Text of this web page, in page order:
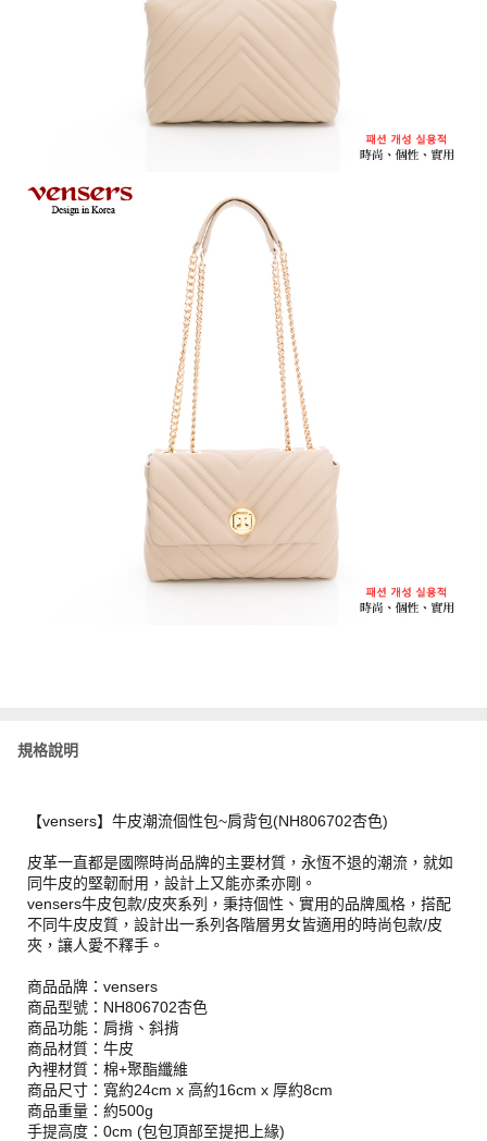
規格說明
【vensers】牛皮潮流個性包~肩背包(NH806702杏色)
皮革一直都是國際時尚品牌的主要材質，永恆不退的潮流，就如
同牛皮的堅韌耐用，設計上又能亦柔亦剛。
vensers牛皮包款/皮夾系列，秉持個性、實用的品牌風格，搭配
不同牛皮皮質，設計出一系列各階層男女皆適用的時尚包款/皮
夾，讓人愛不釋手。
商品品牌：vensers
商品型號：NH806702杏色
商品功能：肩揹、斜揹
商品材質：牛皮
內裡材質：棉+聚酯纖維
商品尺寸：寬約24cm x 高約16cm x 厚約8cm
商品重量：約500g
手提高度：0cm (包包頂部至提把上緣)